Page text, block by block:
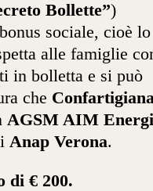
Bollette”)
sociale, cioè lo
alle famiglie
in bolletta e si può
che
AGSM AIM
Anap Verona.
di € 200.